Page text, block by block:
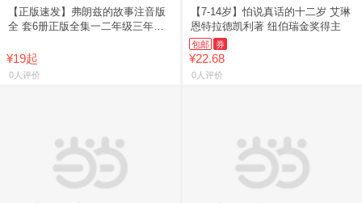
【正版速发】弗朗兹的故事注音版
全 套6册正版全集一二年级三年级
¥19起
0人评价
【7-14岁】怕说真话的十二岁 艾琳
恩特拉德凯利著 纽伯瑞金奖得主
包邮 券
¥22.68
0人评价